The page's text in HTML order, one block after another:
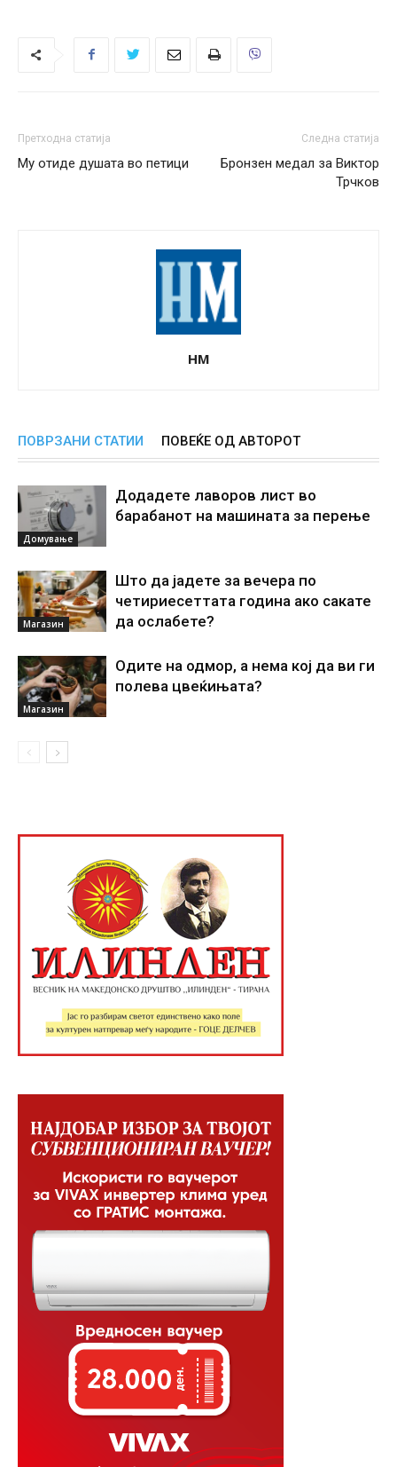
Претходна статија
Му отиде душата во петици
Следна статија
Бронзен медал за Виктор
Трчков
НМ
ПОВРЗАНИ СТАТИИ ПОВЕЌЕ ОД АВТОРОТ
Домување
Додадете лаворов лист во
барабанот на машината за перење
Магазин
Што да јадете за вечера по
четириесеттата година ако сакате
да ослабете?
Магазин
Одите на одмор, а нема кој да ви ги
полева цвеќињата?